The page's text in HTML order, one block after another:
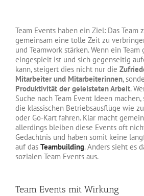
Team Events haben ein Ziel: Das Team
gemeinsam eine tolle Zeit zu
und Teamwork stärken. Wenn ein
eingespielt ist und sich gegenseitig
kann, steigert dies nicht nur die
Mitarbeiter und Mitarbeiterinnen,
Produktivität der geleisteten Arbeit.
Suche nach Team Event Ideen
die klassischen Betriebsausflüge wie
oder Go-Kart fahren. Klar macht
allerdings bleiben diese Events oft
Gedächtnis und haben somit keine
auf das Teambuilding. Anders sieht es
sozialen Team Events aus.
Team Events mit Wirkung